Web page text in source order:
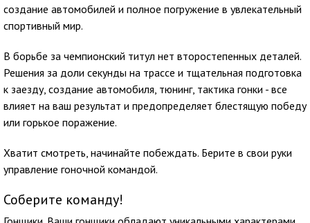
создание автомобилей и полное погружение в увлекательный
спортивный мир.
В борьбе за чемпионский титул нет второстепенных деталей.
Решения за доли секунды на трассе и тщательная подготовка
к заезду, создание автомобиля, тюнинг, тактика гонки - все
влияет на ваш результат и предопределяет блестящую победу
или горькое поражение.
Хватит смотреть, начинайте побеждать. Берите в свои руки
управление гоночной командой.
Соберите команду!